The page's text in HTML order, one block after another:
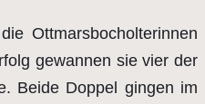
Ottmarsbocholterinnen
gewannen sie vier der
Beide Doppel gingen im